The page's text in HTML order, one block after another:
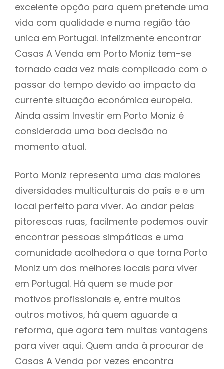
excelente opção para quem pretende uma
vida com qualidade e numa região táo
unica em Portugal. Infelizmente encontrar
Casas A Venda em Porto Moniz tem-se
tornado cada vez mais complicado com o
passar do tempo devido ao impacto da
currente situação económica europeia.
Ainda assim Investir em Porto Moniz é
considerada uma boa decisão no
momento atual.
Porto Moniz representa uma das maiores
diversidades multiculturais do país e e um
local perfeito para viver. Ao andar pelas
pitorescas ruas, facilmente podemos ouvir
encontrar pessoas simpáticas e uma
comunidade acolhedora o que torna Porto
Moniz um dos melhores locais para viver
em Portugal. Há quem se mude por
motivos profissionais e, entre muitos
outros motivos, há quem aguarde a
reforma, que agora tem muitas vantagens
para viver aqui. Quem anda à procurar de
Casas A Venda por vezes encontra